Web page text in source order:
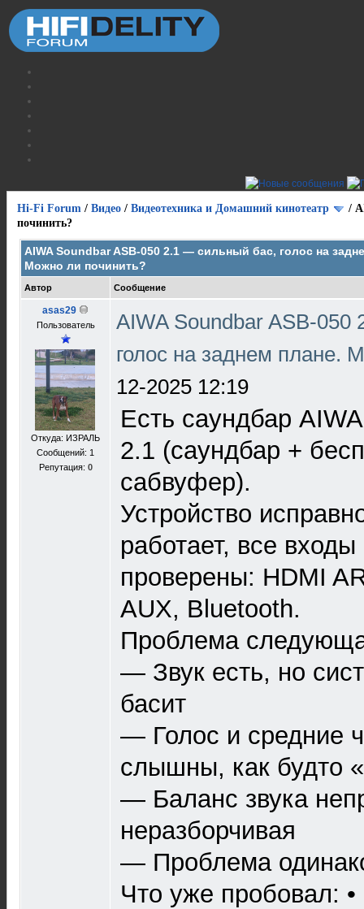
Hi-Fi Forum / Видео / Видеотехника и Домашний кинотеатр /
починить?
AIWA Soundbar ASB-050 2.1 — сильный бас, голос на
Можно ли починить?
Автор Сообщение
asas29
Пользователь
Откуда: ИЗРАЛЬ
Сообщений: 1
Репутация: 0
AIWA Soundbar ASB-
голос на заднем плане.
12-2025 12:19
Есть саундбар
2.1 (саундбар +
сабвуфер).
Устройство
работает, все
проверены: HDMI
AUX, Bluetooth.
Проблема
— Звук есть, но
басит
— Голос и средние
слышны, как будто
— Баланс звука
неразборчивая
— Проблема
Что уже пробовал: